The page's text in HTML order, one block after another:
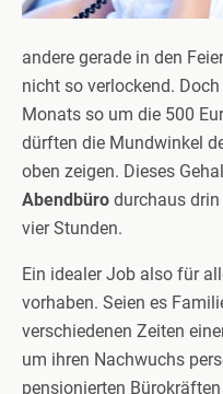
andere gerade in den
nicht so verlockend.
Monats so um die 500
dürften die Mundwinkel
oben zeigen. Dieses
Abendbüro durchaus
vier Stunden.
Ein idealer Job also für
vorhaben. Seien es
verschiedenen Zeiten
um ihren Nachwuchs
pensionierten